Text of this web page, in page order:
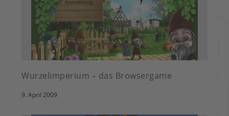
Wurzelimperium – das Browsergame
9. April 2009